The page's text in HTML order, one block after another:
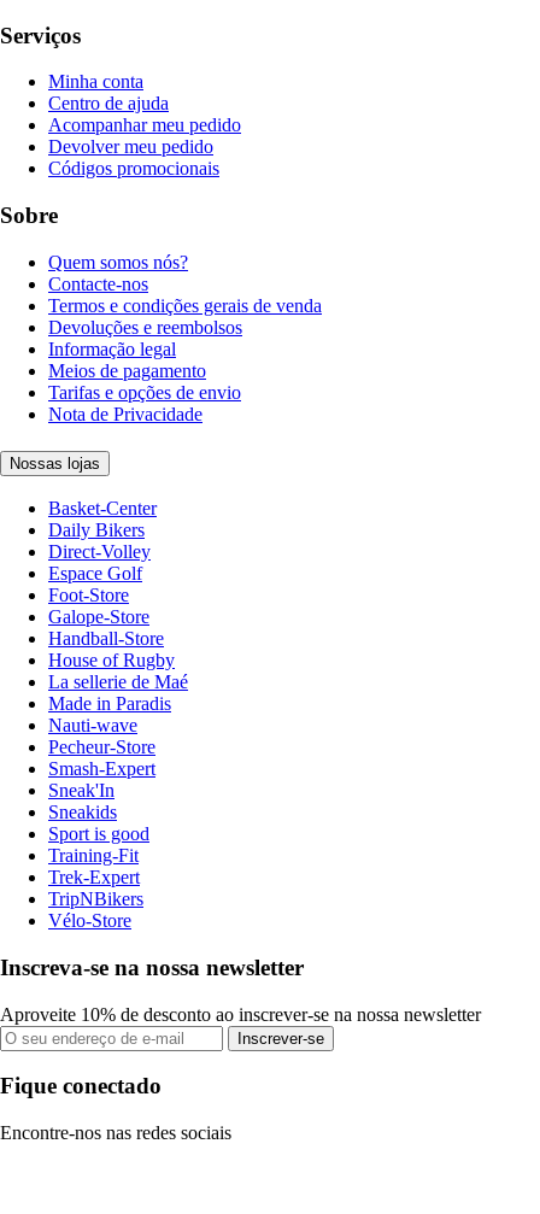
Serviços
Minha conta
Centro de ajuda
Acompanhar meu pedido
Devolver meu pedido
Códigos promocionais
Sobre
Quem somos nós?
Contacte-nos
Termos e condições gerais de venda
Devoluções e reembolsos
Informação legal
Meios de pagamento
Tarifas e opções de envio
Nota de Privacidade
Nossas lojas
Basket-Center
Daily Bikers
Direct-Volley
Espace Golf
Foot-Store
Galope-Store
Handball-Store
House of Rugby
La sellerie de Maé
Made in Paradis
Nauti-wave
Pecheur-Store
Smash-Expert
Sneak'In
Sneakids
Sport is good
Training-Fit
Trek-Expert
TripNBikers
Vélo-Store
Inscreva-se na nossa newsletter
Aproveite 10% de desconto ao inscrever-se na nossa newsletter
Inscrever-se
Fique conectado
Encontre-nos nas redes sociais